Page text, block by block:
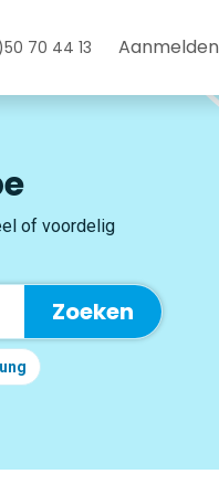
70 44 13 Aanmelden
of voordelig
Zoeken